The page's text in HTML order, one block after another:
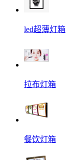
led超薄灯箱
拉布灯箱
餐饮灯箱